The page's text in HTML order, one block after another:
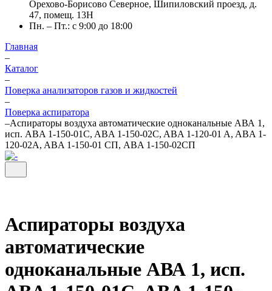
Орехово-Борисово Северное, Шипиловский проезд, д.
47, помещ. 13Н
Пн. – Пт.: с 9:00 до 18:00
Главная
–
Каталог
–
Поверка анализаторов газов и жидкостей
–
Поверка аспиратора
–Аспираторы воздуха автоматические одноканальные АВА 1,
исп. ABA 1-150-01C, ABA 1-150-02C, ABA 1-120-01 A, ABA 1-
120-02A, ABA 1-150-01 СП, ABA 1-150-02СП
Аспираторы воздуха
автоматические
одноканальные АВА 1, исп.